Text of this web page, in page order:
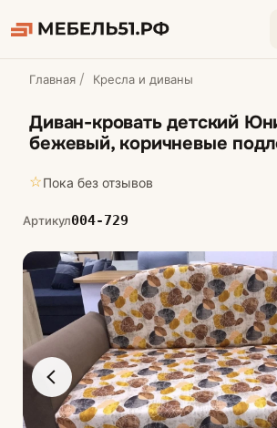
Главная Кресла и диваны
Диван-кровать детский
бежевый, коричневые
☆Пока без отзывов
Артикул004-729